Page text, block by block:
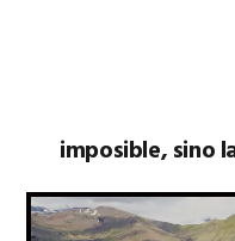
«La
imposible, sino